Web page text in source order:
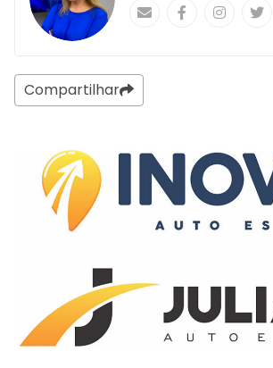
Compartilhar